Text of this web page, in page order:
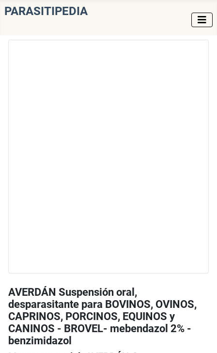
PARASITIPEDIA
AVERDÁN Suspensión oral,
desparasitante para BOVINOS, OVINOS,
CAPRINOS, PORCINOS, EQUINOS y
CANINOS - BROVEL- mebendazol 2% -
benzimidazol